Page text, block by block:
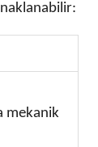
mekanik